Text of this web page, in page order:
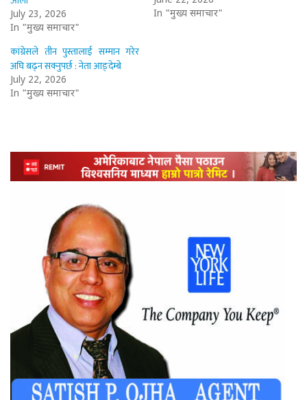
July 23, 2026
In "मुख्य समाचार"
In "मुख्य समाचार"
कांग्रेसले तीन पुस्तालाई सम्मान गरेर
अघि बढ्न सक्नुपर्छ : नेता आङ्देम्बे
July 22, 2026
In "मुख्य समाचार"